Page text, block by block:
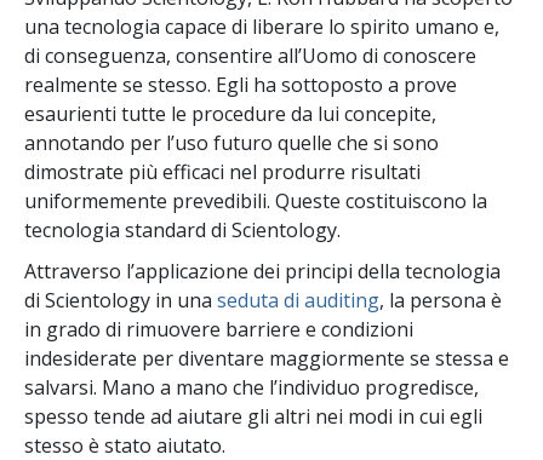
una tecnologia capace di liberare lo spirito umano e,
di conseguenza, consentire all’Uomo di conoscere
realmente se stesso. Egli ha sottoposto a prove
esaurienti tutte le procedure da lui concepite,
annotando per l’uso futuro quelle che si sono
dimostrate più efficaci nel produrre risultati
uniformemente prevedibili. Queste costituiscono la
tecnologia standard di Scientology.
Attraverso l’applicazione dei principi della tecnologia
di Scientology in una seduta di auditing, la persona è
in grado di rimuovere barriere e condizioni
indesiderate per diventare maggiormente se stessa e
salvarsi. Mano a mano che l’individuo progredisce,
spesso tende ad aiutare gli altri nei modi in cui egli
stesso è stato aiutato.